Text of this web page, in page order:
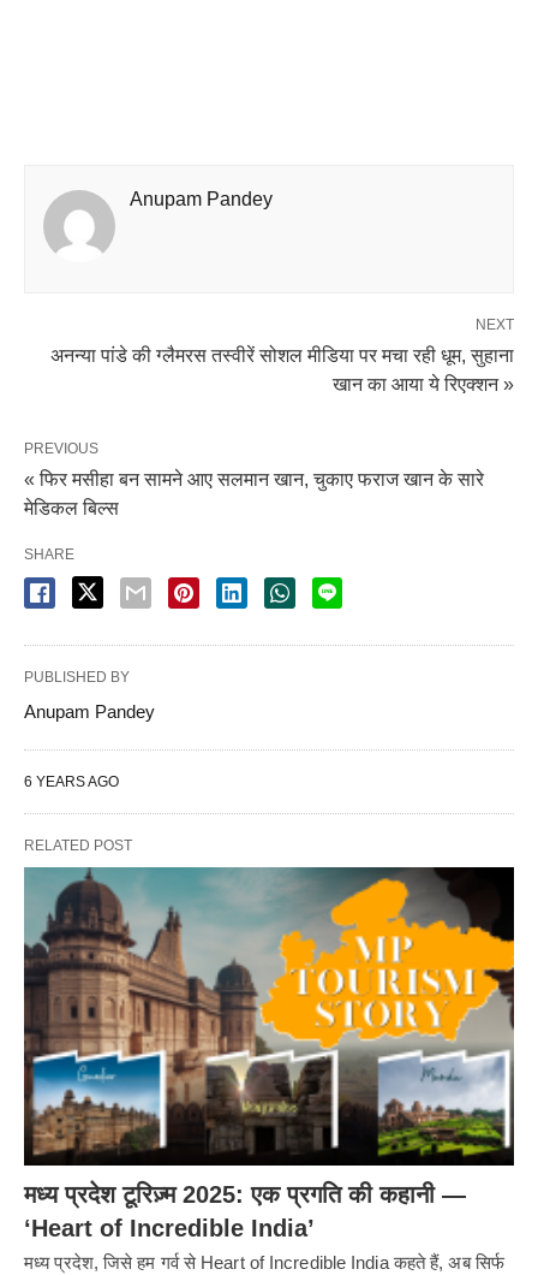
Anupam Pandey
NEXT
अनन्या पांडे की ग्लैमरस तस्वीरें सोशल मीडिया पर मचा रही धूम, सुहाना
खान का आया ये रिएक्शन »
PREVIOUS
« फिर मसीहा बन सामने आए सलमान खान, चुकाए फराज खान के सारे
मेडिकल बिल्स
SHARE
PUBLISHED BY
Anupam Pandey
6 YEARS AGO
RELATED POST
मध्य प्रदेश टूरिज़्म 2025: एक प्रगति की कहानी —
‘Heart of Incredible India’
मध्य प्रदेश, जिसे हम गर्व से Heart of Incredible India कहते हैं, अब सिर्फ